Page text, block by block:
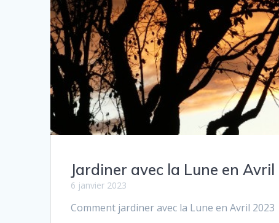
Jardiner avec la Lune en Avril
6 janvier 2023
Comment jar­diner avec la Lune en Avril 2023